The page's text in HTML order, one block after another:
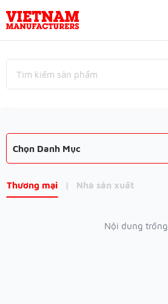
Chọn Danh Mục
Thương mại | Nhà sản xuất
Nội dung trống